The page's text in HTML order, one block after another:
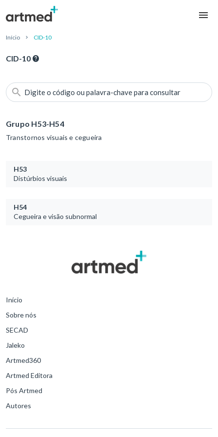
Início CID-10
CID-10
Digite o código ou palavra-chave para consultar
Grupo H53-H54
Transtornos visuais e cegueira
H53
Distúrbios visuais
H54
Cegueira e visão subnormal
Início
Sobre nós
SECAD
Jaleko
Artmed360
Artmed Editora
Pós Artmed
Autores